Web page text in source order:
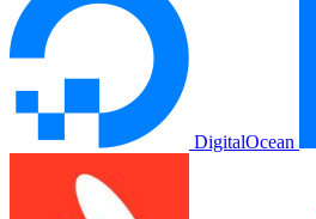
DigitalOcean